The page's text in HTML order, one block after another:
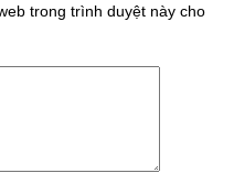
trong trình duyệt này cho